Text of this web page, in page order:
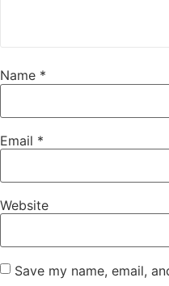
Name *
Email *
Website
Save my name, email,